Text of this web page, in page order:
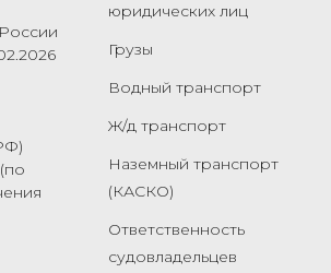
(по
юридических лиц
Грузы
Водный транспорт
Ж/д транспорт
Наземный транспорт
(КАСКО)
Ответственность
судовладельцев